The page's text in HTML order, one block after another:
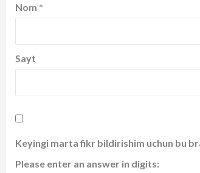
Nom *
Sayt
Keyingi marta fikr bildirishim uchun bu
Please enter an answer in digits: